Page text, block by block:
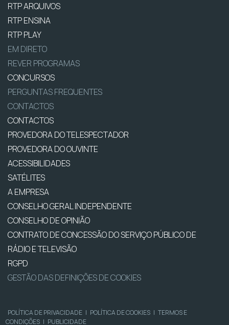
RTP ARQUIVOS
RTP ENSINA
RTP PLAY
EM DIRETO
REVER PROGRAMAS
CONCURSOS
PERGUNTAS FREQUENTES
CONTACTOS
CONTACTOS
PROVEDORA DO TELESPECTADOR
PROVEDORA DO OUVINTE
ACESSIBILIDADES
SATÉLITES
A EMPRESA
CONSELHO GERAL INDEPENDENTE
CONSELHO DE OPINIÃO
CONTRATO DE CONCESSÃO DO SERVIÇO PÚBLICO DE
RÁDIO E TELEVISÃO
RGPD
GESTÃO DAS DEFINIÇÕES DE COOKIES
POLÍTICA DE PRIVACIDADE | POLÍTICA DE COOKIES | TERMOS E
CONDIÇÕES | PUBLICIDADE